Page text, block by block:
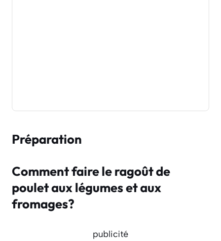
Préparation
Comment faire le ragoût de
poulet aux légumes et aux
fromages?
publicité